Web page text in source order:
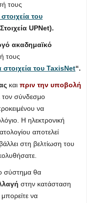
τους
του
UPNet).
ακαδημαϊκό
τους
του TaxisNet“.
και πριν την υποβολή
τον σύνδεσμο
να
Η ηλεκτρονική
αποτελεί
στη βελτίωση του
σύστημα θα
στην κατάσταση
να